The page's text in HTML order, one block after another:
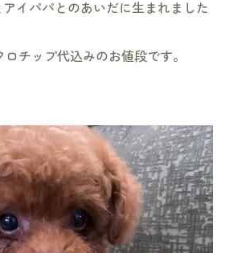
イパパとのあいだに生まれました
ロチップ代込みのお値段です。